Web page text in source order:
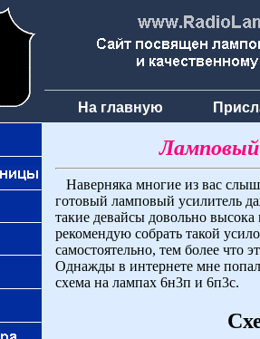
На главную
Ламповый
Наверняка многие из вас
готовый ламповый усилитель
такие девайсы довольно
рекомендую собрать такой
самостоятельно, тем более что
Однажды в интернете мне
схема на лампах 6н3п и 6п3с.